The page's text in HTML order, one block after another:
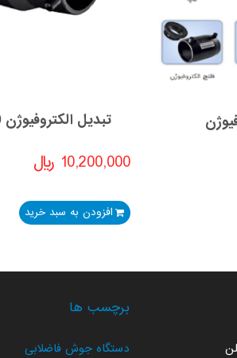
تبدیل الکتروفیوژن 90 به 110
﷼ 10,200,000
افزودن به سبد خرید
برچسب ها
دستگاه جوش فاضلابی